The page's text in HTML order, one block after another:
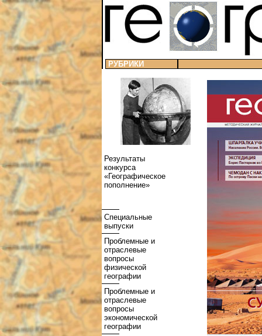
РУБРИКИ
Результаты
конкурса
«Географическое
пополнение»
Специальные
выпуски
Проблемные и
отраслевые
вопросы
физической
географии
Проблемные и
отраслевые
вопросы
экономической
географии